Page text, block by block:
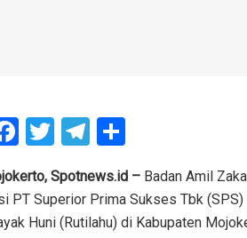
F
a
ce
b
T
wi
tt
er
T
el
e
gr
h
ar
e
Spotnews.id – Badan Amil
PT Superior Prima Sukses Tbk
Huni (Rutilahu) di Kabupaten